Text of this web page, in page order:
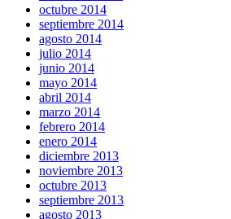
octubre 2014
septiembre 2014
agosto 2014
julio 2014
junio 2014
mayo 2014
abril 2014
marzo 2014
febrero 2014
enero 2014
diciembre 2013
noviembre 2013
octubre 2013
septiembre 2013
agosto 2013